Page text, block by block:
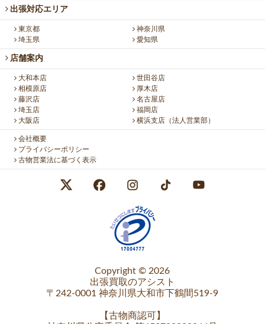
出張対応エリア
東京都
神奈川県
埼玉県
愛知県
店舗案内
大和本店
世田谷店
相模原店
厚木店
藤沢店
名古屋店
埼玉店
福岡店
大阪店
横浜支店（法人営業部）
会社概要
プライバシーポリシー
古物営業法に基づく表示
Copyright © 2026
出張買取のアシスト
〒242-0001 神奈川県大和市下鶴間519-9
【古物商認可
】